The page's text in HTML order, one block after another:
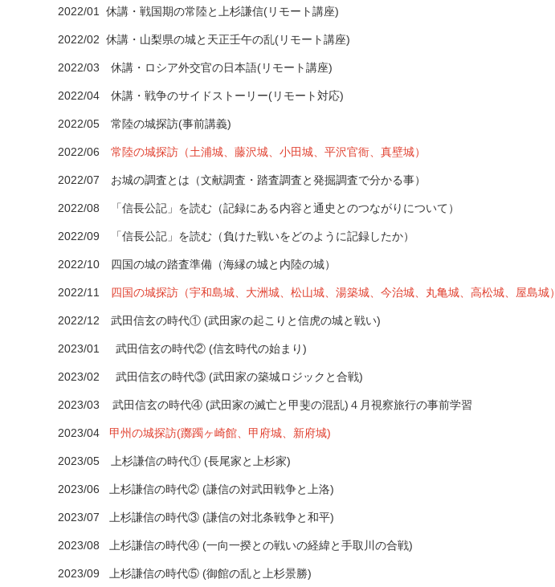
2022/01 休講・ 戦国期の常陸と上杉謙信(リモート講座)
2022/02 休講・ 山梨県の城と天正壬午の乱(リモート講座)
2022/03 休講・ロシア外交官の日本語(リモート講座)
2022/04 休講・戦争のサイドストーリー(リモート対応)
2022/05 常陸の城探訪(事前講義)
2022/06 常陸の城探訪（土浦城、藤沢城、小田城、平沢官衙、真壁城）
2022/07 お城の調査とは（文献調査・踏査調査と発掘調査で分かる事）
2022/08 「信長公記」を読む（記録にある内容と通史とのつながりについて）
2022/09 「信長公記」を読む（負けた戦いをどのように記録したか）
2022/10 四国の城の踏査準備（海縁の城と内陸の城）
2022/11 四国の城探訪（宇和島城、大洲城、松山城、湯築城、今治城、丸亀城、高松城、屋島城）
2022/12 武田信玄の時代① (武田家の起こりと信虎の城と戦い)
2023/01 武田信玄の時代② (信玄時代の始まり)
2023/02 武田信玄の時代③ (武田家の築城ロジックと合戦)
2023/03 武田信玄の時代④ (武田家の滅亡と甲斐の混乱)４月視察旅行の事前学習
2023/04 甲州の城探訪(躑躅ヶ崎館、甲府城、新府城)
2023/05 上杉謙信の時代① (長尾家と上杉家)
2023/06 上杉謙信の時代② (謙信の対武田戦争と上洛)
2023/07 上杉謙信の時代③ (謙信の対北条戦争と和平)
2023/08 上杉謙信の時代④ (一向一揆との戦いの経緯と手取川の合戦)
2023/09 上杉謙信の時代⑤ (御館の乱と上杉景勝)